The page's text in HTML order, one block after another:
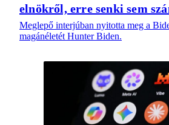
elnökről, erre senki sem
Meglepő interjúban nyitotta meg a
magánéletét Hunter Biden.